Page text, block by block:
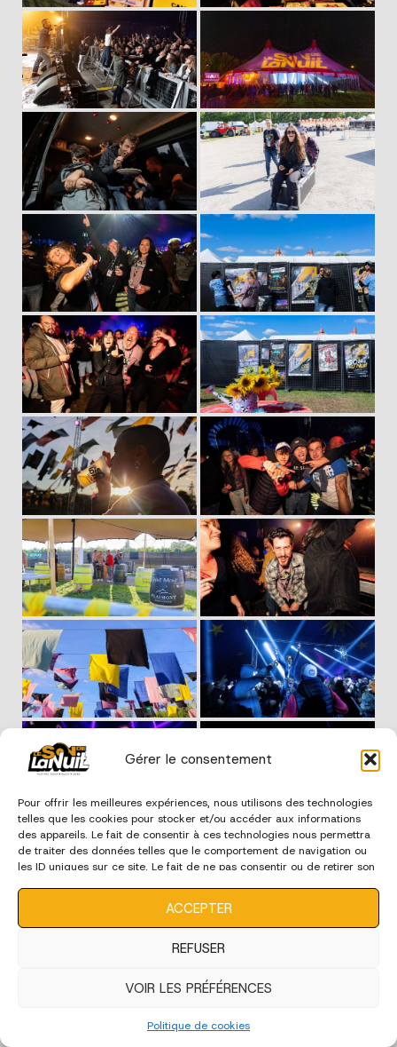
Gérer le consentement
Pour offrir les meilleures expériences, nous utilisons des technologies
telles que les cookies pour stocker et/ou accéder aux informations
des appareils. Le fait de consentir à ces technologies nous permettra
de traiter des données telles que le comportement de navigation ou
les ID uniques sur ce site. Le fait de ne pas consentir ou de retirer son
ACCEPTER
REFUSER
VOIR LES PRÉFÉRENCES
Politique de cookies